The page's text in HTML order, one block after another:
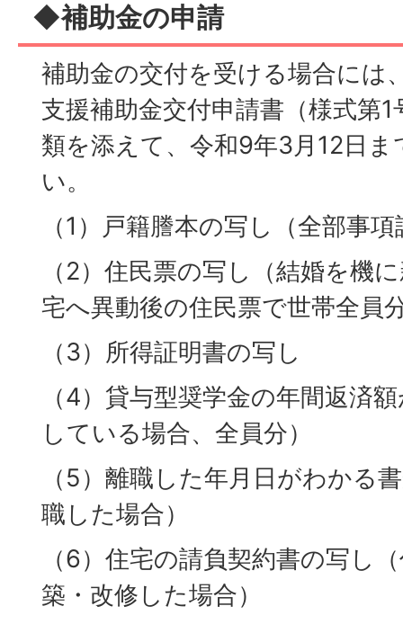
◆補助金の申請
補助金の交付を受ける場合には
支援補助金交付申請書（様式第
類を添えて、令和9年3月12日
い。
（1）戸籍謄本の写し（全部事
（2）住民票の写し（結婚を機
宅へ異動後の住民票で世帯全員
（3）所得証明書の写し
（4）貸与型奨学金の年間返済
している場合、全員分）
（5）離職した年月日がわかる
職した場合）
（6）住宅の請負契約書の写し
築・改修した場合）